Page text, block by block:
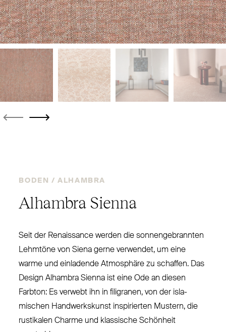
BODEN / ALHAMBRA
Alhambra Sienna
Seit der Renaissance werden die son­nen­ge­brannten
Lehmtöne von Siena gerne verwendet, um eine
warme und ein­ladende Atmosphäre zu schaffen. Das
Design Alhambra Sienna ist eine Ode an diesen
Farbton: Es verwebt ihn in filigranen, von der isla­
mischen Hand­werkskunst inspi­rierten Mustern, die
rus­tikalen Charme und klassische Schönheit